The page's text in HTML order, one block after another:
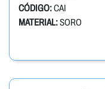
CÓDIGO:CAI
MATERIAL:SORO